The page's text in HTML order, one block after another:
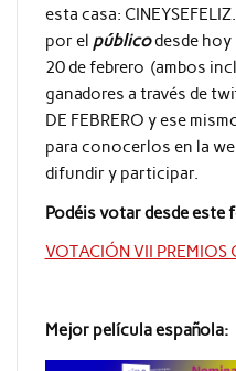
esta casa:
por el públicodesde hoy
20 de febrero (ambos
ganadores a través de
DE FEBRERO y ese
para conocerlos en la
difundir y participar.
Podéis votar desde este
VOTACIÓN VII PREMIOS
Mejor película española: